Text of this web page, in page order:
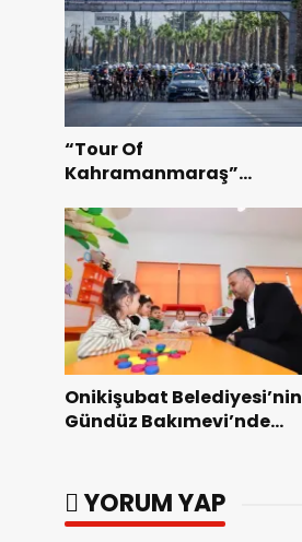
“Tour Of
Kahramanmaraş”
Turnuvası Tamamlandı.
Onikişubat Belediyesi’nin
Gündüz Bakımevi’nde
YORUM YAP